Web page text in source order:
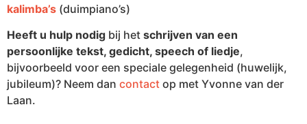
kalimba’s (duimpiano’s)
Heeft u hulp nodig bij het schrijven van een
persoonlijke tekst, gedicht, speech of liedje,
bijvoorbeeld voor een speciale gelegenheid (huwelijk,
jubileum)? Neem dan contact op met Yvonne van der
Laan.